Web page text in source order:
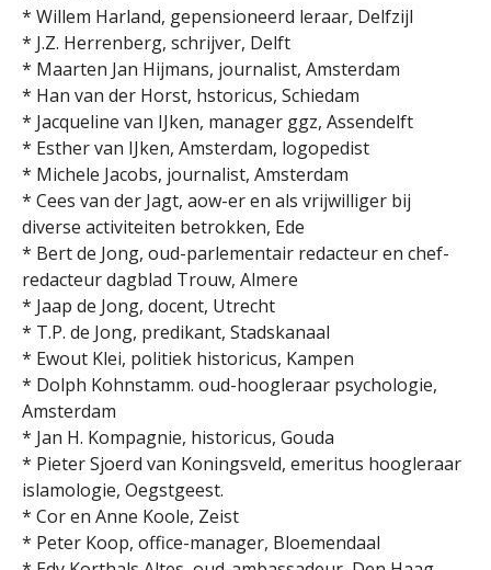
* Willem Harland, gepensioneerd leraar, Delfzijl
* J.Z. Herrenberg, schrijver, Delft
* Maarten Jan Hijmans, journalist, Amsterdam
* Han van der Horst, hstoricus, Schiedam
* Jacqueline van IJken, manager ggz, Assendelft
* Esther van IJken, Amsterdam, logopedist
* Michele Jacobs, journalist, Amsterdam
* Cees van der Jagt, aow-er en als vrijwilliger bij
diverse activiteiten betrokken, Ede
* Bert de Jong, oud-parlementair redacteur en chef-
redacteur dagblad Trouw, Almere
* Jaap de Jong, docent, Utrecht
* T.P. de Jong, predikant, Stadskanaal
* Ewout Klei, politiek historicus, Kampen
* Dolph Kohnstamm. oud-hoogleraar psychologie,
Amsterdam
* Jan H. Kompagnie, historicus, Gouda
* Pieter Sjoerd van Koningsveld, emeritus hoogleraar
islamologie, Oegstgeest.
* Cor en Anne Koole, Zeist
* Peter Koop, office-manager, Bloemendaal